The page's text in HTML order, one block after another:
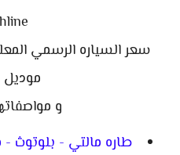
موديل 2026
و
طاره مالتي - بلوتوث